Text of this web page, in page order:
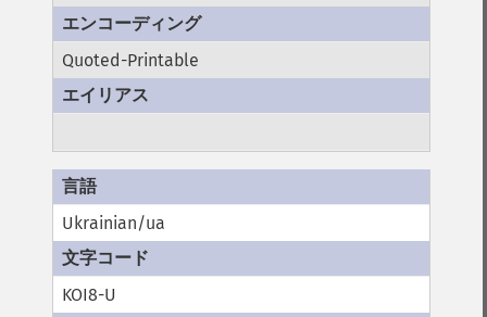
Quoted-Printable
Ukrainian/ua
KOI8-U